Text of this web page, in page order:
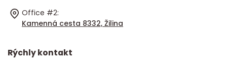
Office #2:
Kamenná cesta 8332, Žilina
Rýchly kontakt